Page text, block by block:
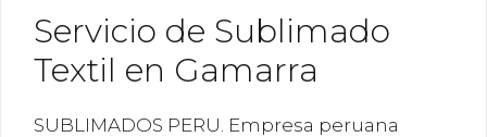
Servicio de Sublimado
Textil en Gamarra
SUBLIMADOS PERU. Empresa peruana